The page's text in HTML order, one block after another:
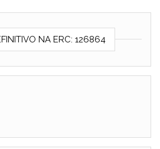
NA ERC: 126864